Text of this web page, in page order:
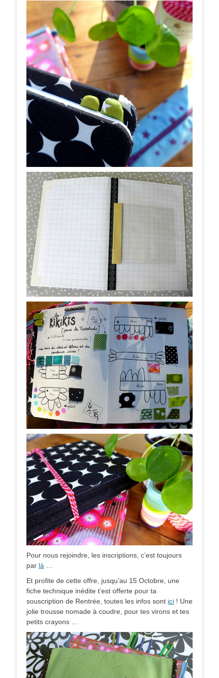
Pour nous rejoindre, les inscriptions, c’est toujours
par là
Et profite de cette offre, jusqu’au 15 Octobre, une
fiche technique inédite t’est offerte pour ta
souscription de Rentrée, toutes les infos sont ici ! Une
jolie trousse nomade à coudre, pour tes virons et tes
petits crayons …